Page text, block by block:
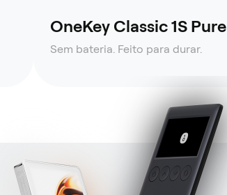
OneKey Classic 1S Pure
Sem bateria. Feito para durar.